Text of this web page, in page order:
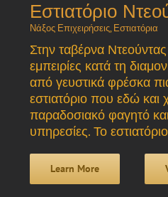
Εστιατόριο
Νάξος Επιχειρήσεις, Εστιατόρια
Στην ταβέρνα
εμπειρίες κατά τη
από γευστικά φρέσκα
εστιατόριο που εδώ
παραδοσιακό φαγητό
υπηρεσίες. Το
Learn More